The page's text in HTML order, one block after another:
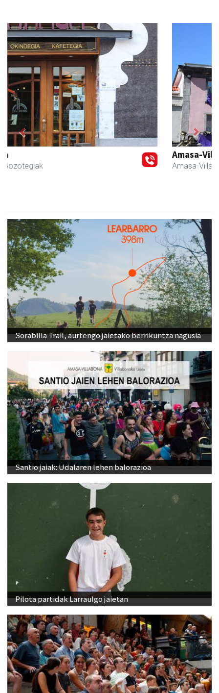
Amasa-Villabonako Udala
Amasa-Villabona
Previous Next
Sorabilla Trail, aurtengo jaietako berrikuntza nagusia
Santio jaiak: Udalaren lehen balorazioa
Pilota partidak Larraulgo jaietan